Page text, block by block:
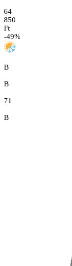
64
850
Ft
-49%
B
B
71
B